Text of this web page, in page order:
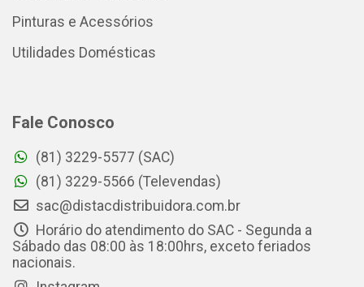
Pinturas e Acessórios
Utilidades Domésticas
Fale Conosco
(81) 3229-5577 (SAC)
(81) 3229-5566 (Televendas)
sac@distacdistribuidora.com.br
Horário do atendimento do SAC - Segunda a
Sábado das 08:00 às 18:00hrs, exceto feriados
nacionais.